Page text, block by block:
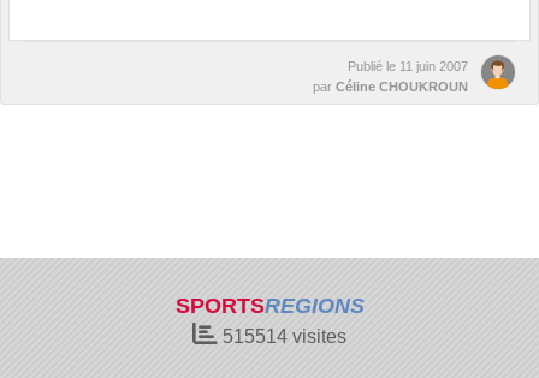
Publié le 11 juin 2007
par Céline CHOUKROUN
SPORTSREGIONS
515514 visites